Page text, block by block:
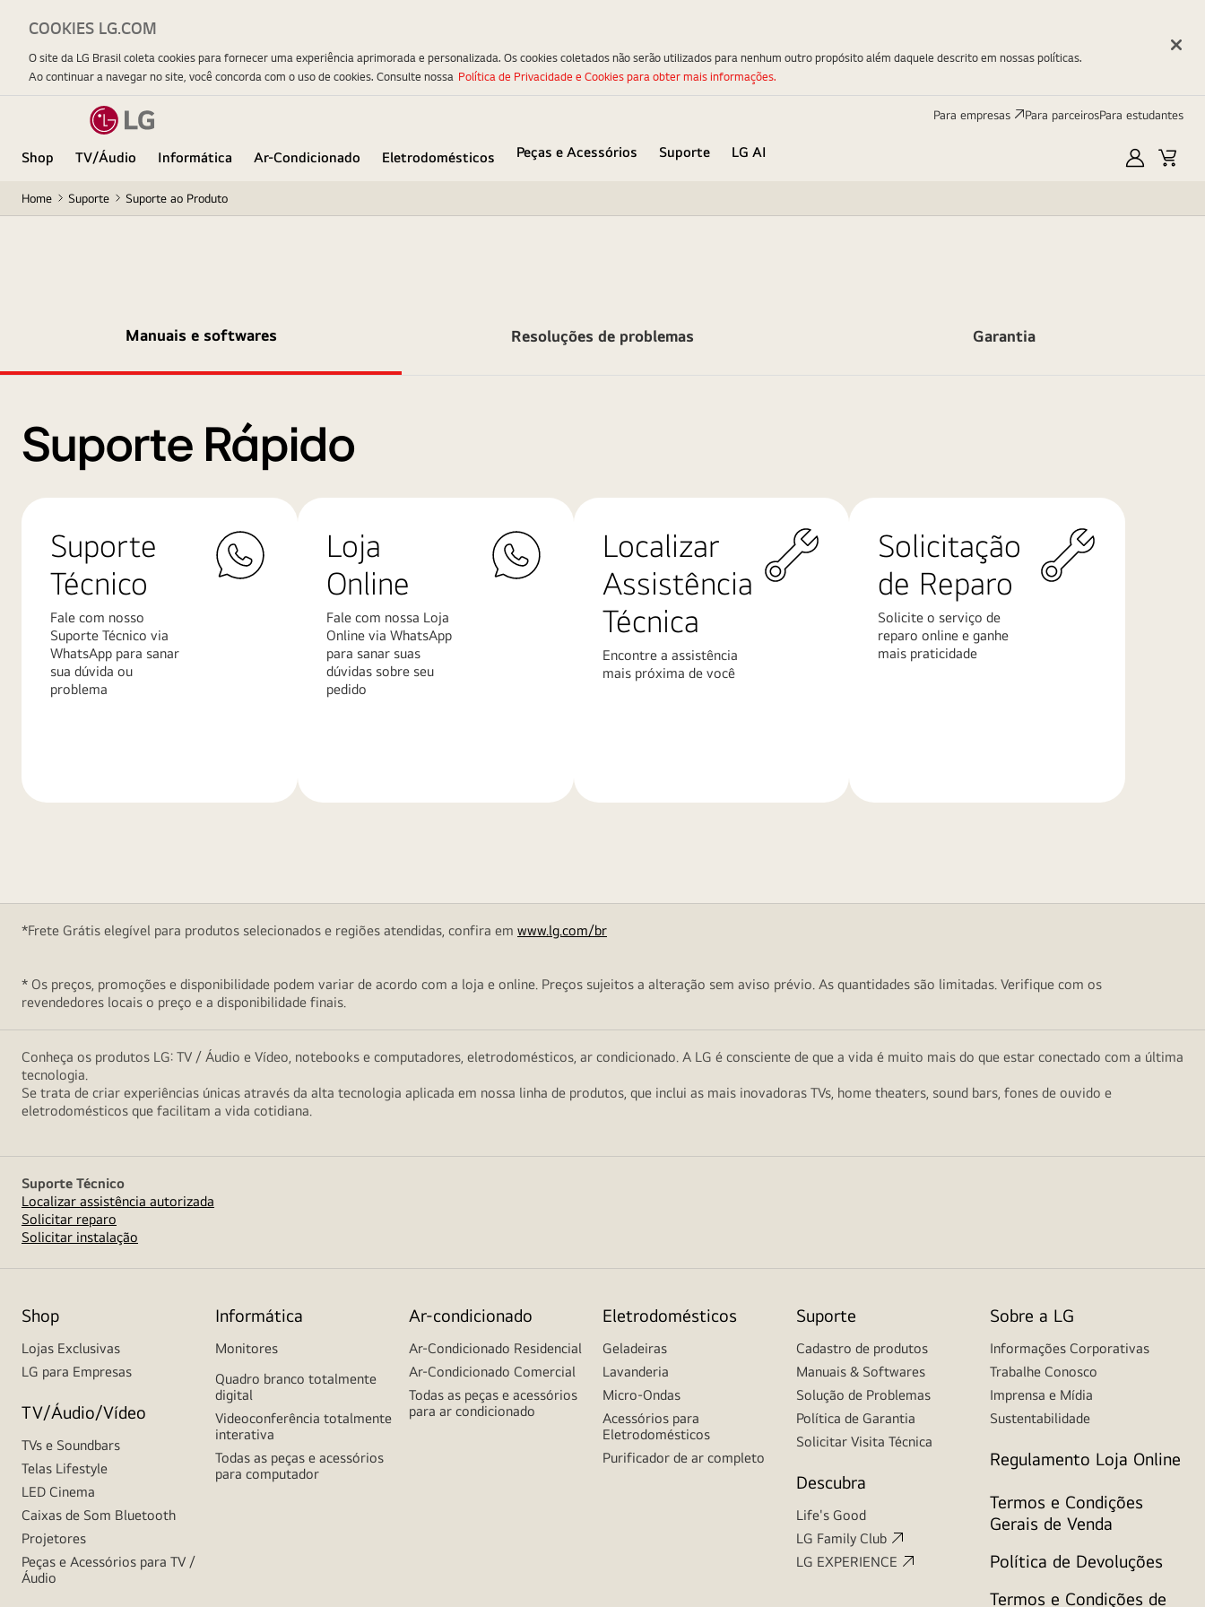
Para empresas Para parceirosPara estudantes
Shop TV/Áudio Informática Ar-Condicionado Eletrodomésticos Peças e Acessórios Suporte
LG AI
Minha
Home Suporte Suporte ao Produto
Manuais e softwares Resoluções de problemas Garantia
Suporte Rápido
Suporte
Técnico
Fale com nosso
Suporte Técnico via
WhatsApp para sanar
sua dúvida ou
problema
Loja
Online
Fale com nossa Loja
Online via WhatsApp
para sanar suas
dúvidas sobre seu
pedido
Localizar
Assistência
Técnica
Encontre a assistência
mais próxima de você
Solicitação
de Reparo
Solicite o serviço de
reparo online e ganhe
mais praticidade
*Frete Grátis elegível para produtos selecionados e regiões atendidas, confira em www.lg.com/br
* Os preços, promoções e disponibilidade podem variar de acordo com a loja e online. Preços sujeitos a alteração sem aviso prévio. As quantidades são limitadas. Verifique com os
revendedores locais o preço e a disponibilidade finais.
Conheça os produtos LG: TV / Áudio e Vídeo, notebooks e computadores, eletrodomésticos, ar condicionado. A LG é consciente de que a vida é muito mais do que estar conectado com a última
tecnologia.
Se trata de criar experiências únicas através da alta tecnologia aplicada em nossa linha de produtos, que inclui as mais inovadoras TVs, home theaters, sound bars, fones de ouvido e
eletrodomésticos que facilitam a vida cotidiana.
Suporte Técnico
Localizar assistência autorizada
Solicitar reparo
Solicitar instalação
Shop
Lojas Exclusivas
LG para Empresas
TV/Áudio/Vídeo
TVs e Soundbars
Telas Lifestyle
LED Cinema
Caixas de Som Bluetooth
Projetores
Peças e Acessórios para TV /
Áudio
Informática
Monitores
Quadro branco totalmente
digital
Videoconferência totalmente
interativa
Todas as peças e acessórios
para computador
Ar-condicionado
Ar-Condicionado Residencial
Ar-Condicionado Comercial
Todas as peças e acessórios
para ar condicionado
Eletrodomésticos
Geladeiras
Lavanderia
Micro-Ondas
Acessórios para
Eletrodomésticos
Purificador de ar completo
Suporte
Cadastro de produtos
Manuais & Softwares
Solução de Problemas
Política de Garantia
Solicitar Visita Técnica
Descubra
Life's Good
LG Family Club
LG EXPERIENCE
Sobre a LG
Informações Corporativas
Trabalhe Conosco
Imprensa e Mídia
Sustentabilidade
Regulamento Loja Online
Termos e Condições
Gerais de Venda
Política de Devoluções
Termos e Condições de
COOKIES LG.COM
O site da LG Brasil coleta cookies para fornecer uma experiência aprimorada e personalizada. Os cookies coletados não serão utilizados para nenhum outro propósito além daquele descrito em nossas políticas.
Ao continuar a navegar no site, você concorda com o uso de cookies. Consulte nossa Política de Privacidade e Cookies para obter mais informações.